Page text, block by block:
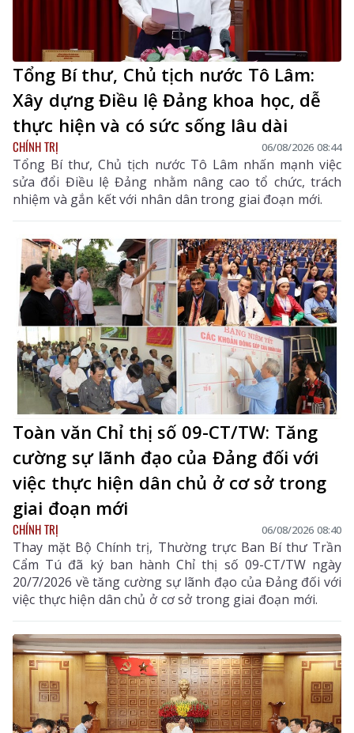
Tổng Bí thư, Chủ tịch nước Tô Lâm:
Xây dựng Điều lệ Đảng khoa học, dễ
thực hiện và có sức sống lâu dài
CHÍNH TRỊ 06/08/2026 08:44
Tổng Bí thư, Chủ tịch nước Tô Lâm nhấn mạnh việc
sửa đổi Điều lệ Đảng nhằm nâng cao tổ chức, trách
nhiệm và gắn kết với nhân dân trong giai đoạn mới.
Toàn văn Chỉ thị số 09-CT/TW: Tăng
cường sự lãnh đạo của Đảng đối với
việc thực hiện dân chủ ở cơ sở trong
giai đoạn mới
CHÍNH TRỊ 06/08/2026 08:40
Thay mặt Bộ Chính trị, Thường trực Ban Bí thư Trần
Cẩm Tú đã ký ban hành Chỉ thị số 09-CT/TW ngày
20/7/2026 về tăng cường sự lãnh đạo của Đảng đối với
việc thực hiện dân chủ ở cơ sở trong giai đoạn mới.